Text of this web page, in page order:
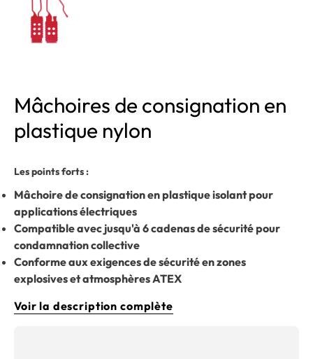
Mâchoires de consignation en
plastique nylon
Les points forts :
Mâchoire de consignation en plastique isolant pour
applications électriques
Compatible avec jusqu'à 6 cadenas de sécurité pour
condamnation collective
Conforme aux exigences de sécurité en zones
explosives et atmosphères ATEX
Voir la description complète